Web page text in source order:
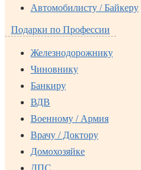
Автомобилисту / Байкеру
Подарки по Профессии
Железнодорожнику
Чиновнику
Банкиру
ВДВ
Военному / Армия
Врачу / Доктору
Домохозяйке